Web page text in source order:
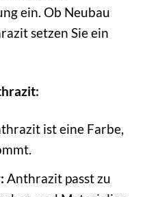
ein. Ob Neubau
setzen Sie ein
ist eine Farbe,
Anthrazit passt zu